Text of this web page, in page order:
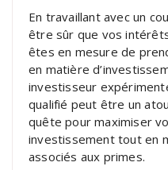
En travaillant avec un
être sûr que vos
êtes en mesure de
en matière
investisseur
qualifié peut être un
quête pour maximiser
investissement tout en
associés aux primes.